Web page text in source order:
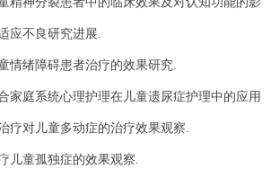
应不良研究进展.
情绪障碍患者治疗的效果研究.
家庭系统心理护理在儿童遗尿症护理中的应用
疗对儿童多动症的治疗效果观察.
儿童孤独症的效果观察.